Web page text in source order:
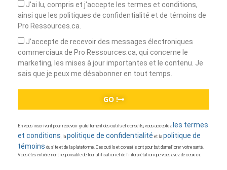
J'ai lu, compris et j'accepte les termes et conditions,
ainsi que les politiques de confidentialité et de témoins de
Pro Ressources.ca.
J'accepte de recevoir des messages électroniques
commerciaux de Pro Ressources.ca, qui concerne le
marketing, les mises à jour importantes et le contenu. Je
sais que je peux me désabonner en tout temps.
GO !
En vous inscrivant pour recevoir gratuitement des outils et conseils, vous acceptez les termes
et conditions , la politique de confidentialité et la politique de
témoins du site et de la plateforme. Ces outils et conseils ont pour but d’améliorer votre santé.
Vous êtes entièrement responsable de leur utilisation et de l’interprétation que vous avez de ceux-ci.